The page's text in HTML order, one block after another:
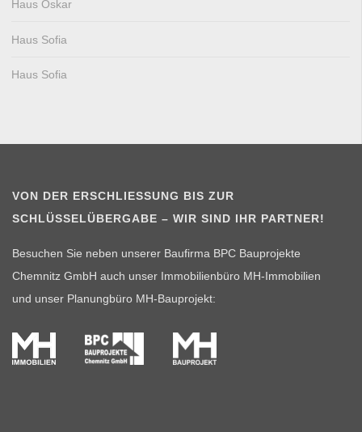
Haus Oskar
Haus Sofia
Haus Sofia
VON DER ERSCHLIESSUNG BIS ZUR S
CHLÜSSELÜBERGABE – WIR SIND IHR PARTNER!
Besuchen Sie neben unserer Baufirma BPC Bauprojekte
Chemnitz GmbH auch unser Immobilienbüro MH-Immobilien
und unser Planungbüro MH-Bauprojekt: